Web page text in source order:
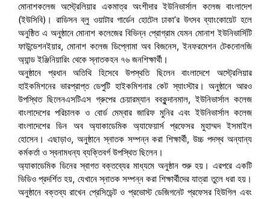
মোনাশকলেজ অস্ট্রেলিয়ার একমাত্র অংশীদার ইউনিভার্সাল কলেজ বাংলাদেশ
(ইউসিবি)। রাডিসন ব্লু ওয়াটার গার্ডেন হোটেল ঢাকা’র উৎসব ব্যাংকোয়েট হলে
অনুষ্ঠিত এ অনুষ্ঠানে মোনাশ কলেজের বিভিন্ন প্রোগ্রাম যেমন মোনাশ ইউনিভার্সিটি
ফাউন্ডেশনইয়ার, মোনাশ কলেজ ডিপ্লোমা অব বিজনেস, ইনফরমেশন টেকনোলজি
অ্যান্ড ইঞ্জিনিয়ারিং থেকে স্নাতকহন ৭৬ জনশিক্ষার্থী।
অনুষ্ঠানে প্রধান অতিথি হিসেবে উপস্থতি ছিলেন বাংলাদেশে অস্ট্রেলিয়ার
হাইকমিশনের ভারপ্রাপ্ত ডেপুটি হাইকমিশনার কেট স্যাংস্টার। অনুষ্ঠানে আরও
উপস্থিত ছিলেনএসটিএস গ্রুপের চেয়ারম্যান ববকুন্দানমাল, ইউনিভার্সাল কলেজ
বাংলাদেশের পরিচালক ও বোর্ড মেম্বার জারিফ মুনির এবং ইউনিভার্সাল কলেজ
বাংলাদেশের ডিন অব অ্যাকাডেমিক অ্যাফেয়ার্স প্রফেসর মুহাম্মদ ইসমাইল
হোসেন। এছাড়াও, অনুষ্ঠানে স্নাতক সম্পন্ন করা শিক্ষার্থী, উচ্চ পদস্থ অন্যান্য
কর্মকর্তা ও স্বনামধন্য ব্যক্তিবর্গ উপস্থিত ছিলেন।
অ্যাকাডেমিক ডিনের স্বাগত বক্তব্যের মাধ্যমে অনুষ্ঠান শুরু হয়। এরপরে একটি
ভিডিও প্রদর্শিত হয়, যেখানে স্নাতক সম্পন্ন করা শিক্ষার্থীদের যাত্রা তুলে ধরা হয়।
অনুষ্ঠানে বক্তব্য রাখেন প্রেসিডেন্ট ও প্রভোস্ট ডেজিগনেট প্রফেসর হিউগিল এবং